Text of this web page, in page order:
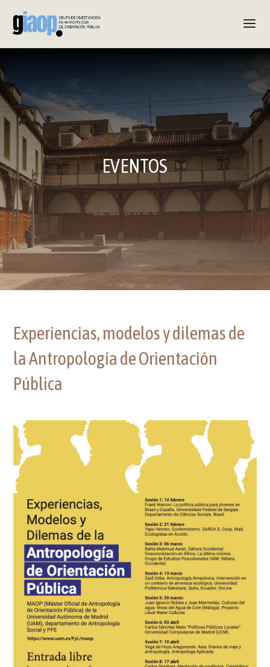
EVENTOS
Experiencias, modelos y dilemas de
la Antropología de Orientación
Pública